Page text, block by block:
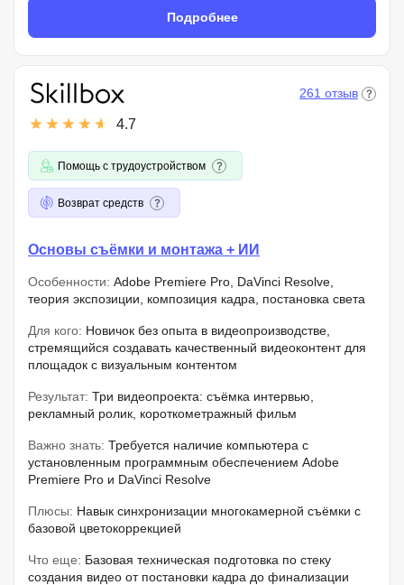
Подробнее
4.7
261 отзыв
Помощь с трудоустройством
Возврат средств
Основы съёмки и монтажа + ИИ
Особенности: Adobe Premiere Pro, DaVinci Resolve,
теория экспозиции, композиция кадра, постановка света
Для кого: Новичок без опыта в видеопроизводстве,
стремящийся создавать качественный видеоконтент для
площадок с визуальным контентом
Результат: Три видеопроекта: съёмка интервью,
рекламный ролик, короткометражный фильм
Важно знать: Требуется наличие компьютера с
установленным программным обеспечением Adobe
Premiere Pro и DaVinci Resolve
Плюсы: Навык синхронизации многокамерной съёмки с
базовой цветокоррекцией
Что еще: Базовая техническая подготовка по стеку
создания видео от постановки кадра до финализации